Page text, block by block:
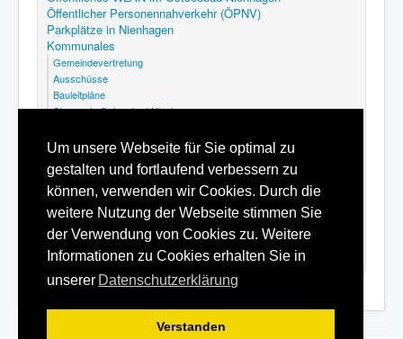
Um unsere Webseite für Sie optimal zu
gestalten und fortlaufend verbessern zu
können, verwenden wir Cookies. Durch die
weitere Nutzung der Webseite stimmen Sie
der Verwendung von Cookies zu. Weitere
Informationen zu Cookies erhalten Sie in
unserer Datenschutzerklärung
Verstanden
Öffentlicher Personennahverkehr (ÖPNV)
Parkplätze in Nienhagen
Kommunales
Gemeindevertretung
Ausschüsse
Bauleitpläne
Steuern in Ostseebad Nienhagen
GEK Nienhagen
Satzungen
Hilfe
Datenschutzerklärung
Impressum